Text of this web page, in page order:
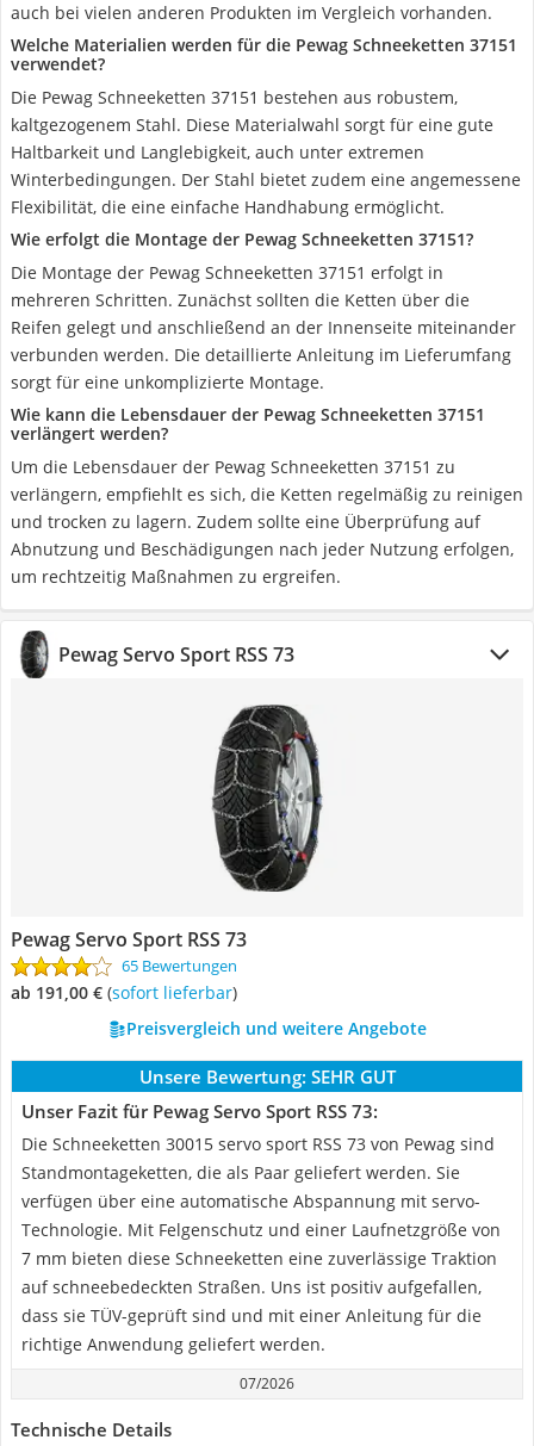
auch bei vielen anderen Produkten im Vergleich vorhanden.
Welche Materialien werden für die Pewag Schneeketten 37151
verwendet?
Die Pewag Schneeketten 37151 bestehen aus robustem,
kaltgezogenem Stahl. Diese Materialwahl sorgt für eine gute
Haltbarkeit und Langlebigkeit, auch unter extremen
Winterbedingungen. Der Stahl bietet zudem eine angemessene
Flexibilität, die eine einfache Handhabung ermöglicht.
Wie erfolgt die Montage der Pewag Schneeketten 37151?
Die Montage der Pewag Schneeketten 37151 erfolgt in
mehreren Schritten. Zunächst sollten die Ketten über die
Reifen gelegt und anschließend an der Innenseite miteinander
verbunden werden. Die detaillierte Anleitung im Lieferumfang
sorgt für eine unkomplizierte Montage.
Wie kann die Lebensdauer der Pewag Schneeketten 37151
verlängert werden?
Um die Lebensdauer der Pewag Schneeketten 37151 zu
verlängern, empfiehlt es sich, die Ketten regelmäßig zu reinigen
und trocken zu lagern. Zudem sollte eine Überprüfung auf
Abnutzung und Beschädigungen nach jeder Nutzung erfolgen,
um rechtzeitig Maßnahmen zu ergreifen.
Pewag Servo Sport RSS 73
Pewag Servo Sport RSS 73
65 Bewertungen
ab 191,00 € ( Sofort lieferbar)
Preisvergleich und weitere Angebote
Unsere Bewertung: SEHR GUT
Unser Fazit für Pewag Servo Sport RSS 73:
Die Schneeketten 30015 servo sport RSS 73 von Pewag sind
Standmontageketten, die als Paar geliefert werden. Sie
verfügen über eine automatische Abspannung mit servo-
Technologie. Mit Felgenschutz und einer Laufnetzgröße von
7 mm bieten diese Schneeketten eine zuverlässige Traktion
auf schneebedeckten Straßen. Uns ist positiv aufgefallen,
dass sie TÜV-geprüft sind und mit einer Anleitung für die
richtige Anwendung geliefert werden.
07/2026
Technische Details